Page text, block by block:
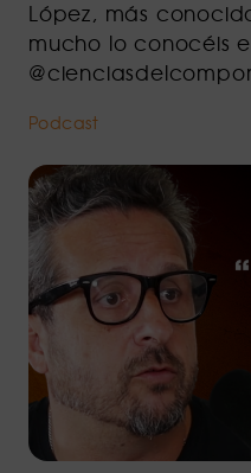
López, más
mucho lo conocéis
Podcast